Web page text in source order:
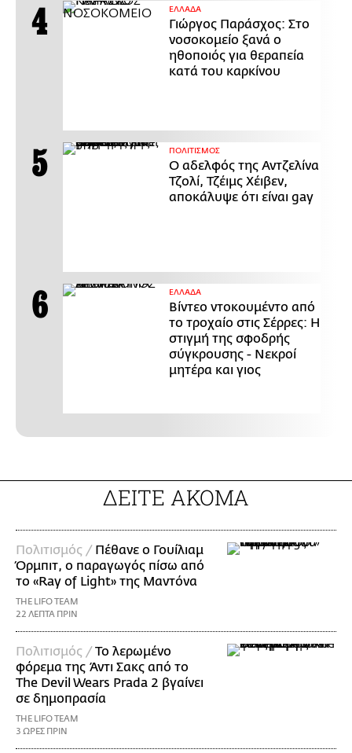
ΕΛΛΑΔΑ
Γιώργος Παράσχος: Στο
νοσοκομείο ξανά ο
ηθοποιός για θεραπεία
κατά του καρκίνου
ΠΟΛΙΤΙΣΜΟΣ
Ο αδελφός της Αντζελίνα
Τζολί, Τζέιμς Χέιβεν,
αποκάλυψε ότι είναι gay
ΕΛΛΑΔΑ
Βίντεο ντοκουμέντο από
το τροχαίο στις Σέρρες: Η
στιγμή της σφοδρής
σύγκρουσης - Νεκροί
μητέρα και γιος
ΔΕΙΤΕ ΑΚΟΜΑ
Πολιτισμός / Πέθανε ο Γουίλιαμ
Όρμπιτ, ο παραγωγός πίσω από
το «Ray of Light» της Μαντόνα
THE LIFO TEAM
22 ΛΕΠΤΑ ΠΡΙΝ
Πολιτισμός /Το λερωμένο
φόρεμα της Άντι Σακς από το
The Devil Wears Prada 2 βγαίνει
σε δημοπρασία
THE LIFO TEAM
3 ΩΡΕΣ ΠΡΙΝ